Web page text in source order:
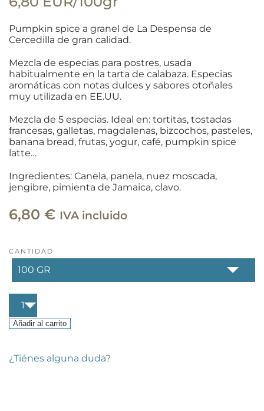
Pumpkin spice a granel de La Despensa de
Cercedilla de gran calidad.
Mezcla de especias para postres, usada
habitualmente en la tarta de calabaza. Especias
aromáticas con notas dulces y sabores otoñales
muy utilizada en EE.UU.
Mezcla de 5 especias. Ideal en: tortitas, tostadas
francesas, galletas, magdalenas, bizcochos, pasteles,
banana bread, frutas, yogur, café, pumpkin spice
latte…
Ingredientes: Canela, panela, nuez moscada,
jengibre, pimienta de Jamaica, clavo.
6,80 € IVA incluido
CANTIDAD
Pumpkin
spice
cantidad
Añadir al carrito
¿Tiénes alguna duda?